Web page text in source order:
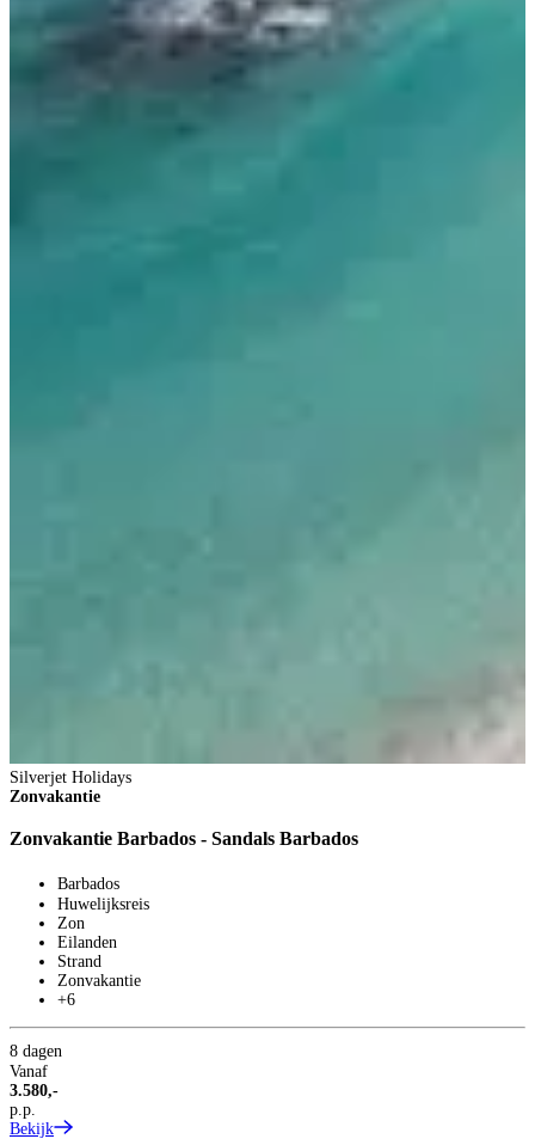
Silverjet Holidays
Zonvakantie
Zonvakantie Barbados - Sandals Barbados
Barbados
Huwelijksreis
Zon
Eilanden
Strand
Zonvakantie
+6
8 dagen
Vanaf
3.580,-
p.p.
Bekijk